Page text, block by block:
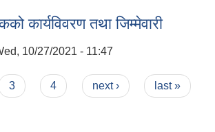
कार्यविवरण तथा जिम्मेवारी
10/27/2021 - 11:47
3 4 next › last »